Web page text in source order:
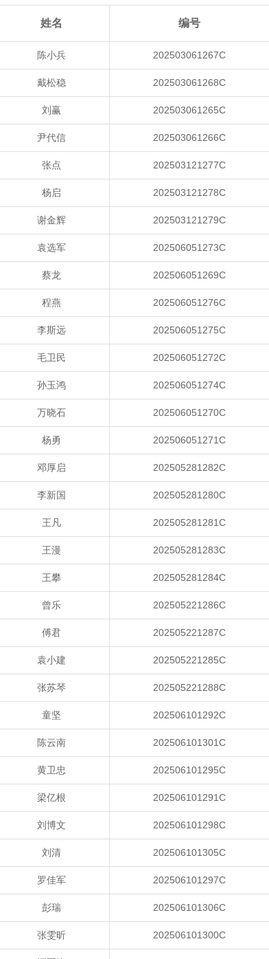
姓名 编号
陈小兵 202503061267C
戴松稳 202503061268C
刘赢 202503061265C
尹代信 202503061266C
张点 202503121277C
杨启 202503121278C
谢金辉 202503121279C
袁选军 202506051273C
蔡龙 202506051269C
程燕 202506051276C
李斯远 202506051275C
毛卫民 202506051272C
孙玉鸿 202506051274C
万晓石 202506051270C
杨勇 202506051271C
邓厚启 202505281282C
李新国 202505281280C
王凡 202505281281C
王漫 202505281283C
王攀 202505281284C
曾乐 202505221286C
傅君 202505221287C
袁小建 202505221285C
张苏琴 202505221288C
童坚 202506101292C
陈云南 202506101301C
黄卫忠 202506101295C
梁亿根 202506101291C
刘博文 202506101298C
刘清 202506101305C
罗佳军 202506101297C
彭瑞 202506101306C
张雯昕 202506101300C